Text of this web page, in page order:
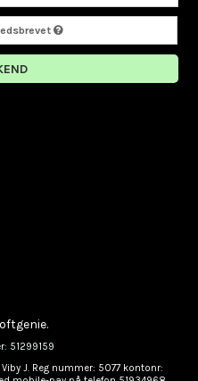
51299159
J. Reg nummer: 5077 kontonr: